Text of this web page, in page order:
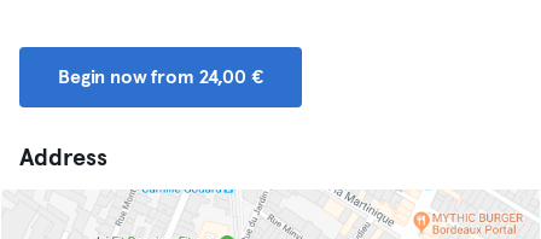
Begin now from 24,00 €
Address